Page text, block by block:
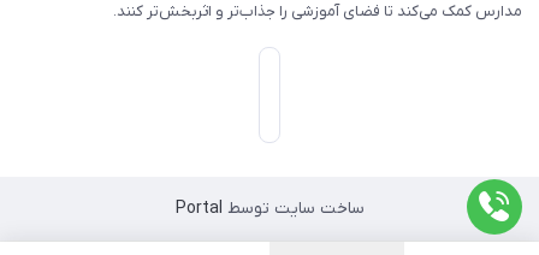
مدارس کمک می‌کند تا فضای آموزشی را جذاب‌تر و اثربخش‌تر کنند.
ساخت سایت توسط Portal